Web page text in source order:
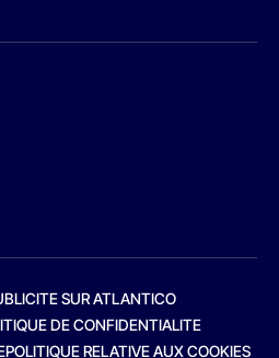
SUR ATLANTICO
DE CONFIDENTIALITE
POLITIQUE RELATIVE AUX COOKIES